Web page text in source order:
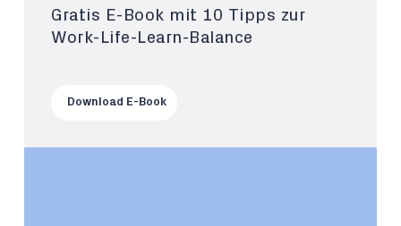
Gratis E-Book mit 10 Tipps zur
Work-Life-Learn-Balance
Download E-Book